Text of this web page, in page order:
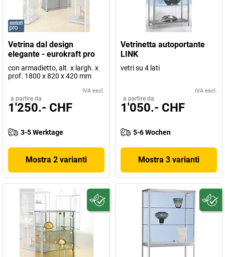
Vetrina dal design
elegante - eurokraft pro
con armadietto, alt. x largh. x
prof. 1800 x 820 x 420 mm
IVA escl.
a partire da
1'250.- CHF
3-5 Werktage
Mostra 2 varianti
Vetrinetta autoportante
LINK
vetri su 4 lati
IVA escl.
a partire da
1'050.- CHF
5-6 Wochen
Mostra 3 varianti